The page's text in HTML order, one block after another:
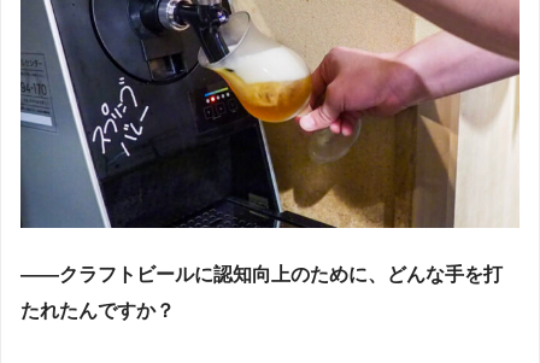
――クラフトビールに認知向上のために、どんな手を打
たれたんですか？